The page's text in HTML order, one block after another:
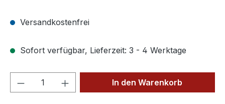
Versandkostenfrei
Sofort verfügbar, Lieferzeit: 3 - 4 Werktage
Produkt Anzahl: Gib denIn den Warenkorb